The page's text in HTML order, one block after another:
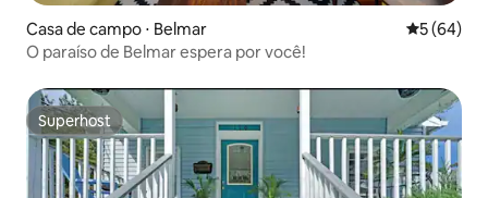
Casa de campo ⋅ Belmar 5 de uma
5 (64)
O paraíso de Belmar espera por você!
Superhost
Superhost